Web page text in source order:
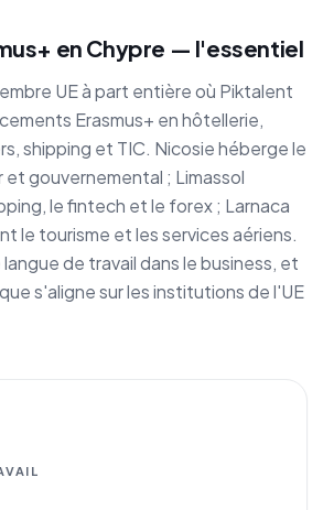
en Chypre — l'essentiel
UE à part entière où Piktalent
Erasmus+ en hôtellerie,
shipping et TIC. Nicosie héberge le
gouvernemental ; Limassol
le fintech et le forex ; Larnaca
le tourisme et les services aériens.
de travail dans le business, et
s'aligne sur les institutions de l'UE